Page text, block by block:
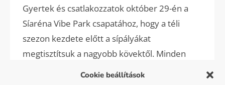
Cookie beállítások
Gyertek és csatlakozzatok október 29-én a
Síaréna Vibe Park csapatához, hogy a téli
szezon kezdete előtt a sípályákat
megtisztítsuk a nagyobb kövektől. Minden
eszközt biztosítunk és természetesen az